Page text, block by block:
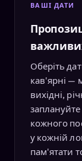
ВАШІ ДАТИ
Оберіть
кав'ярні —
вихідні,
кожного
у кожній
пам'ятати